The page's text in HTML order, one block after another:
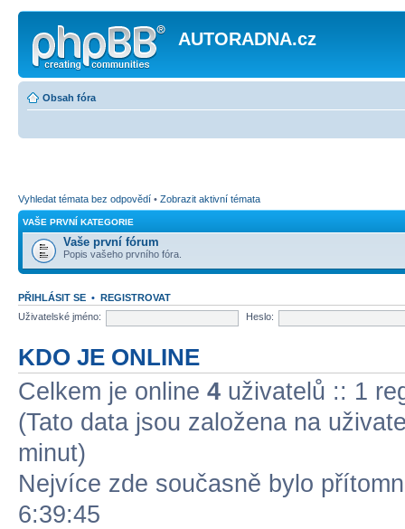
AUTORADNA.cz
Obsah fóra
Vyhledat témata bez odpovědí • Zobrazit aktivní témata
VAŠE PRVNÍ KATEGORIE
Vaše první fórum
Popis vašeho prvního fóra.
PŘIHLÁSIT SE • REGISTROVAT
Uživatelské jméno:
Heslo:
KDO JE ONLINE
Celkem je online 4 uživatelů :: 1
(Tato data jsou založena na
minut)
Nejvíce zde současně bylo
6:39:45